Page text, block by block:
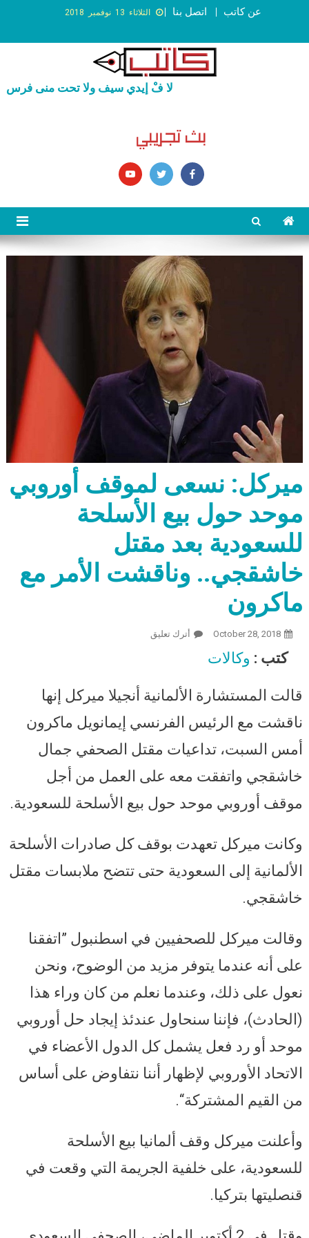
الثلاثاء 13 نوفمبر 2018 اتصل بنا عن كاتب
لا فْ إيدي سيف ولا تحت منى فرس
ميركل: نسعى لموقف أوروبي
موحد حول بيع الأسلحة
للسعودية بعد مقتل
خاشقجي.. وناقشت الأمر مع
ماكرون
October 28, 2018 أترك تعليق
كتب : وكالات
قالت المستشارة الألمانية أنجيلا ميركل إنها
ناقشت مع الرئيس الفرنسي إيمانويل ماكرون
أمس السبت، تداعيات مقتل الصحفي جمال
خاشقجي واتفقت معه على العمل من أجل
موقف أوروبي موحد حول بيع الأسلحة للسعودية.
وكانت ميركل تعهدت بوقف كل صادرات الأسلحة
الألمانية إلى السعودية حتى تتضح ملابسات مقتل
خاشقجي.
وقالت ميركل للصحفيين في اسطنبول ”اتفقنا
على أنه عندما يتوفر مزيد من الوضوح، ونحن
نعول على ذلك، وعندما نعلم من كان وراء هذا
(الحادث)، فإننا سنحاول عندئذ إيجاد حل أوروبي
موحد أو رد فعل يشمل كل الدول الأعضاء في
الاتحاد الأوروبي لإظهار أننا نتفاوض على أساس
من القيم المشتركة“.
وأعلنت ميركل وقف ألمانيا بيع الأسلحة
للسعودية، على خلفية الجريمة التي وقعت في
قنصليتها بتركيا.